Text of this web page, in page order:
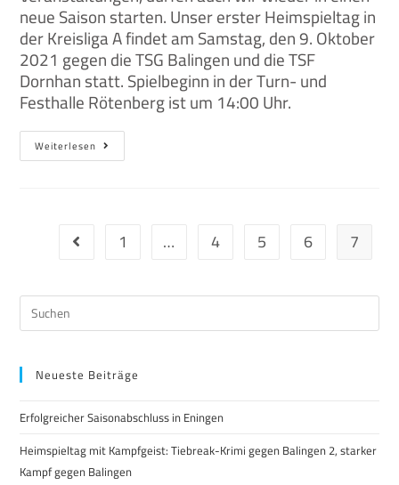
neue Saison starten. Unser erster Heimspieltag in
der Kreisliga A findet am Samstag, den 9. Oktober
2021 gegen die TSG Balingen und die TSF
Dornhan statt. Spielbeginn in der Turn- und
Festhalle Rötenberg ist um 14:00 Uhr.
Weiterlesen
1 … 4 5 6 7
Neueste Beiträge
Erfolgreicher Saisonabschluss in Eningen
Heimspieltag mit Kampfgeist: Tiebreak-Krimi gegen Balingen 2, starker
Kampf gegen Balingen